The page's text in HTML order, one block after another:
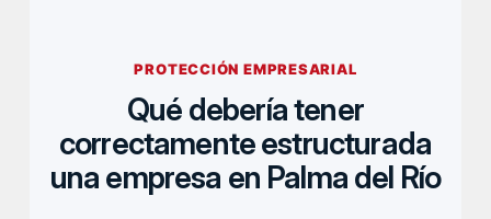
PROTECCIÓN EMPRESARIAL
Qué debería tener
correctamente estructurada
una empresa en Palma del Río